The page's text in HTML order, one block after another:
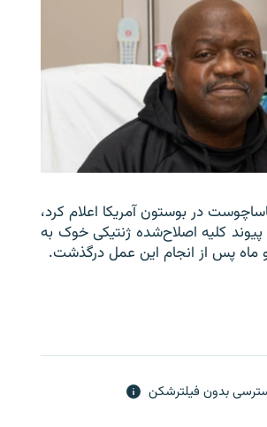
در بوستون آمریکا اعلام کرد،
کلیه اصلاح‌شده ژنتیکی خوک به
ماه پس از انجام این عمل درگذشت.
بدون فیلترشکن